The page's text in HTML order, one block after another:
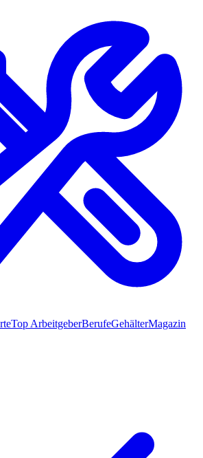
Top ArbeitgeberBerufeGehälterMagazin